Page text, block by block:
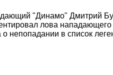
"Динамо" Дмитрий
лова
о непопадании в список